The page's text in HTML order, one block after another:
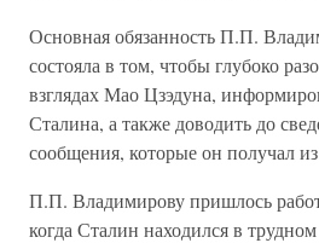
Основная обязанность П.П.
состояла в том, чтобы глубоко
взглядах Мао Цзэдуна,
Сталина, а также доводить до
сообщения, которые он получал
П.П. Владимирову пришлось
когда Сталин находился в